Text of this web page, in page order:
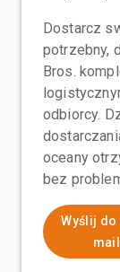
Dostarcz
potrzebny,
Bros.
odbiorcy.
oceany
bez
Wyślij do